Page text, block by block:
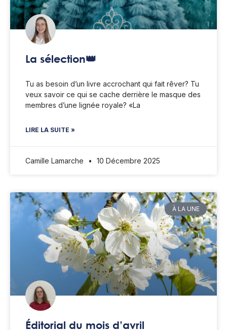
La sélection👑
Tu as besoin d’un livre accrochant qui fait rêver? Tu
veux savoir ce qui se cache derrière le masque des
membres d’une lignée royale? «La
LIRE LA SUITE »
Camille Lamarche 10 Décembre 2025
À LA UNE
Éditorial du mois d’avril